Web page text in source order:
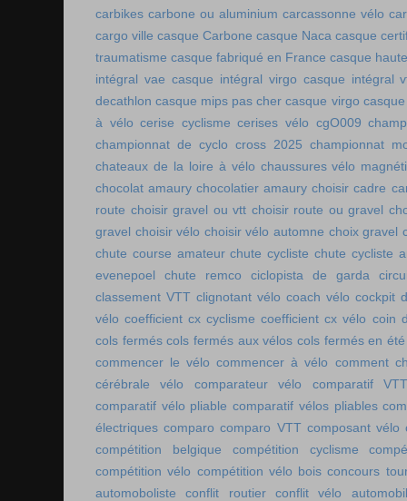
carbikes carbone ou aluminium carcassonne vélo
cargo ville casque Carbone casque Naca casque
traumatisme casque fabriqué en France casque
intégral vae casque intégral virgo casque intégral
decathlon casque mips pas cher casque virgo
à vélo cerise cyclisme cerises vélo cgO009
championnat de cyclo cross 2025 championnat
chateaux de la loire à vélo chaussures vélo
chocolat amaury chocolatier amaury choisir cadre
route choisir gravel ou vtt choisir route ou gravel
gravel choisir vélo choisir vélo automne choix gravel
chute course amateur chute cycliste chute cycliste
evenepoel
chute remco ciclopista de garda
classement VTT clignotant vélo coach vélo cockpit
vélo coefficient cx cyclisme coefficient cx vélo coin
cols fermés cols fermés aux vélos cols fermés en été
commencer le vélo commencer à vélo comment
cérébrale vélo
comparateur vélo
comparatif
comparatif vélo pliable comparatif vélos pliables
électriques comparo comparo VTT composant vélo
compétition belgique
compétition cyclisme
compétition vélo compétition vélo bois concours
automoboliste
conflit routier
conflit vélo